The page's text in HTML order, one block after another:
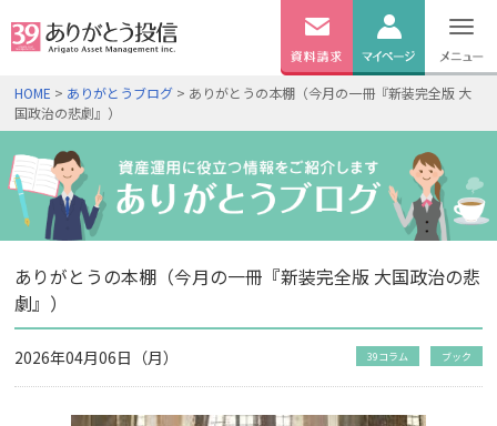
無料資料
口座開設
ログイン
HOME > ありがとうブログ > ありがとうの本棚（今月の一冊『新装完全版 大
国政治の悲劇』）
ありがとうの本棚（今月の一冊『新装完全版 大国政治の悲
劇』）
2026年04月06日（月） 39コラム ブック